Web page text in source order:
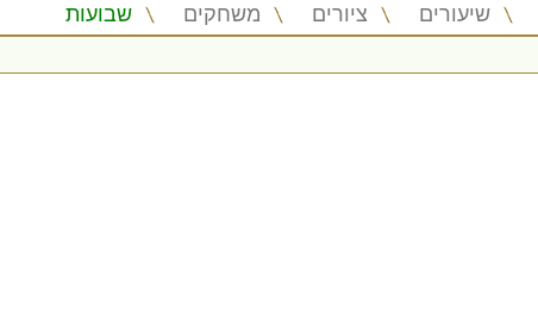
שיעורים ציורים משחקים שבועות